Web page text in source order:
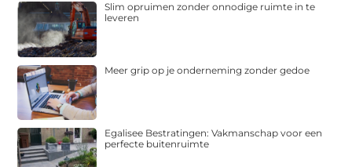
Slim opruimen zonder onnodige ruimte in te
leveren
Meer grip op je onderneming zonder gedoe
Egalisee Bestratingen: Vakmanschap voor een
perfecte buitenruimte